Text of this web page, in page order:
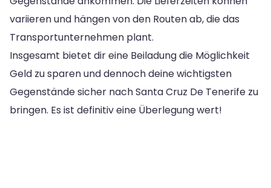
variieren und hängen von den Routen ab, die das
Transportunternehmen plant.
Insgesamt bietet dir eine Beiladung die Möglichkeit
Geld zu sparen und dennoch deine wichtigsten
Gegenstände sicher nach Santa Cruz De Tenerife zu
bringen. Es ist definitiv eine Überlegung wert!